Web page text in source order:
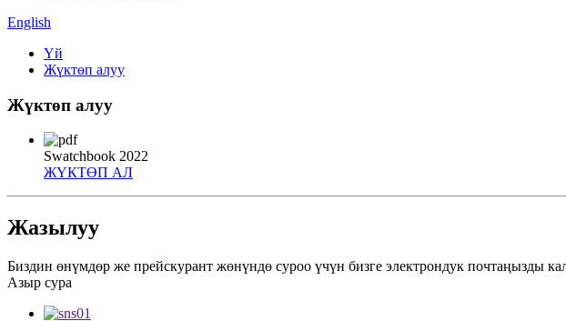
English
Үй
Жүктөп алуу
Жүктөп алуу
Swatchbook 2022
ЖҮКТӨП АЛ
Жазылуу
Биздин өнүмдөр же прейскурант жөнүндө суроо үчүн бизге электрондук почтаңызды
Азыр сура